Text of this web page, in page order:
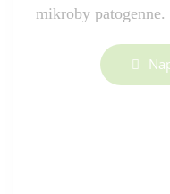
mikroby patogenne.